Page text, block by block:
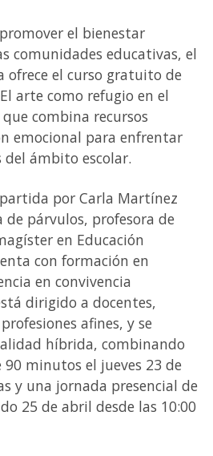
el bienestar
comunidades educativas, el
ofrece el curso gratuito de
arte como refugio en el
combina recursos
emocional para enfrentar
del ámbito escolar.
por Carla Martínez
de párvulos, profesora de
en Educación
con formación en
en convivencia
dirigido a docentes,
afines, y se
híbrida, combinando
minutos el jueves 23 de
y una jornada presencial de
25 de abril desde las 10:00